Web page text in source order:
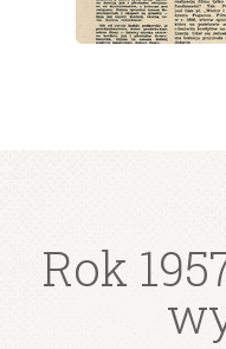
wydanie: 20/1957
wydanie: 20/1957
Rok